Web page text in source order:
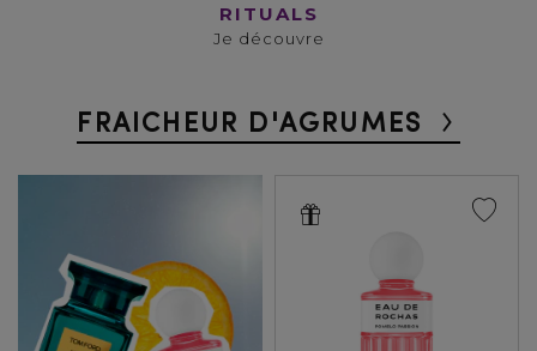
RITUALS
Je découvre
FRAICHEUR D'AGRUMES